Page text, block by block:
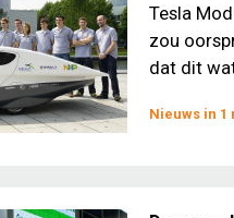
Tesla
zou
dat dit
Nieuws in 1